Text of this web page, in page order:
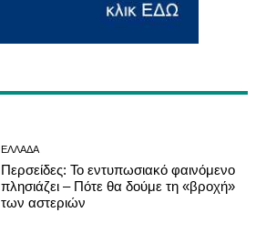
ΕΛΛΆΔΑ
Περσείδες: Το εντυπωσιακό φαινόμενο
πλησιάζει – Πότε θα δούμε τη «βροχή»
των αστεριών